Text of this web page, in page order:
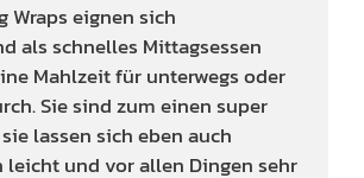
Wraps eignen sich
als schnelles Mittagsessen
Mahlzeit für unterwegs oder
Sie sind zum einen super
lassen sich eben auch
leicht und vor allen Dingen sehr